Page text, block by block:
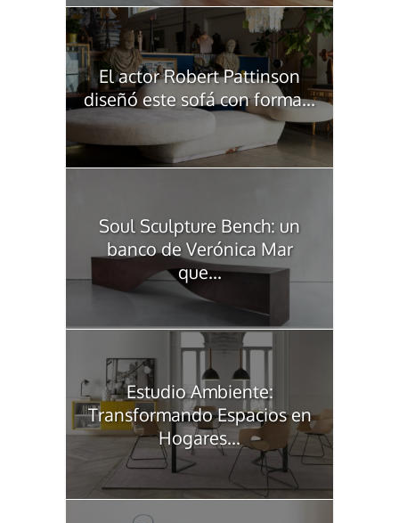
El actor Robert Pattinson
diseñó este sofá con forma...
Soul Sculpture Bench: un
banco de Verónica Mar
que...
Estudio Ambiente:
Transformando Espacios en
Hogares...